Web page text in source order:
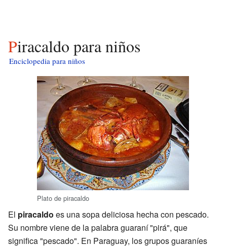
Piracaldo para niños
Enciclopedia para niños
Plato de piracaldo
El piracaldo es una sopa deliciosa hecha con pescado.
Su nombre viene de la palabra guaraní "pirá", que
significa "pescado". En Paraguay, los grupos guaraníes